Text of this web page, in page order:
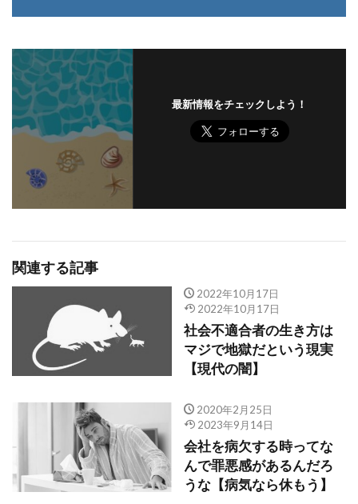
最新情報をチェックしよう！
関連する記事
2022年10月17日
2022年10月17日
社会不適合者の生き方は
マジで地獄だという現実
【現代の闇】
2020年2月25日
2023年9月14日
会社を病欠する時ってな
んで罪悪感があるんだろ
うな【病気なら休もう】